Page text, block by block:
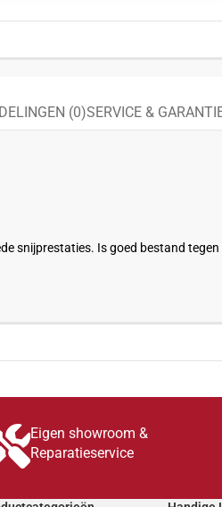
(0)SERVICE &
snijprestaties. Is goed bestand
Eigen showroom &
Reparatieservice